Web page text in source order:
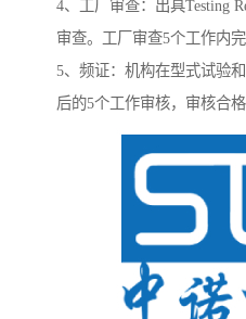
4、工厂审查：出具Testing
审查。工厂审查5个工作内
5、频证：机构在型式试验
后的5个工作审核，审核合格